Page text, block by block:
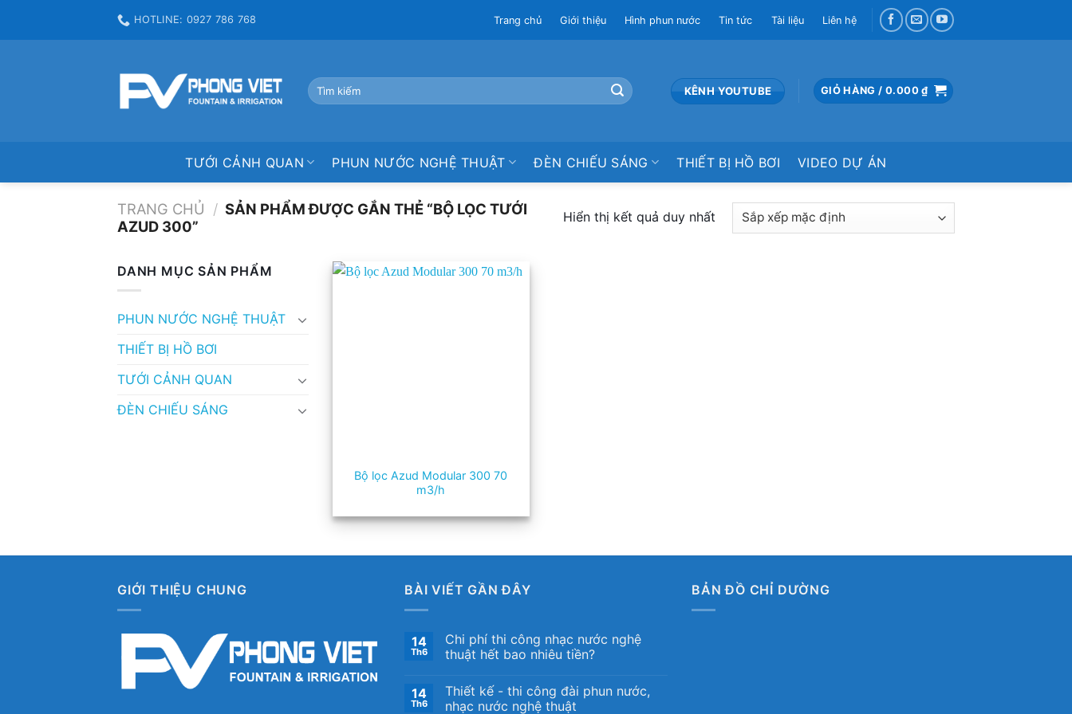
HOTLINE: 0927 786 768 Trang chủ Giới thiệu Hình phun nước Tin tức Tài liệu Liên hệ
Tìm
kiếm:
KÊNH YOUTUBE GIỎ HÀNG / 0.000₫
TƯỚI CẢNH QUAN PHUN NƯỚC NGHỆ THUẬT ĐÈN CHIẾU SÁNG THIẾT BỊ HỒ BƠI VIDEO DỰ ÁN
TRANG CHỦ / SẢN PHẨM ĐƯỢC GẮN THẺ “BỘ LỌC TƯỚI
AZUD 300”
Hiển thị kết quả duy nhất
DANH MỤC SẢN PHẨM
PHUN NƯỚC NGHỆ THUẬT
THIẾT BỊ HỒ BƠI
TƯỚI CẢNH QUAN
ĐÈN CHIẾU SÁNG
Bộ lọc Azud Modular 300 70
m3/h
GIỚI THIỆU CHUNG BÀI VIẾT GẦN ĐÂY
14
Th6
Chi phí thi công nhạc nước nghệ
thuật hết bao nhiêu tiền?
14
Th6
Thiết kế ​- thi công đài phun nước,
nhạc nước nghệ thuật
BẢN ĐỒ CHỈ DƯỜNG